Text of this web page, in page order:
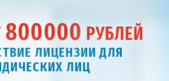
800000 РУБЛЕЙ
ЛИЦЕНЗИИ ДЛЯ
ЛИЦ